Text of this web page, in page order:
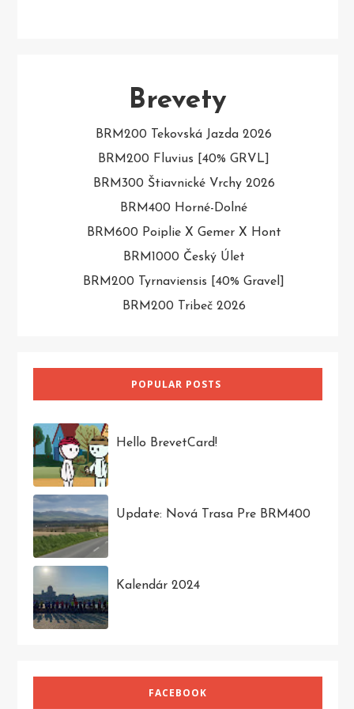
Brevety
BRM200 Tekovská Jazda 2026
BRM200 Fluvius [40% GRVL]
BRM300 Štiavnické Vrchy 2026
BRM400 Horné-Dolné
BRM600 Poiplie X Gemer X Hont
BRM1000 Český Úlet
BRM200 Tyrnaviensis [40% Gravel]
BRM200 Tribeč 2026
POPULAR POSTS
Hello BrevetCard!
Update: Nová Trasa Pre BRM400
Kalendár 2024
FACEBOOK